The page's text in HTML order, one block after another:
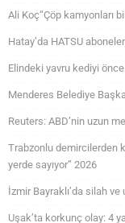
Ali Koç“Çöp kamyonları
Hatay’da HATSU
Elindeki yavru kediyi
Menderes Belediye
Reuters: ABD’nin uzun
Trabzonlu demircilerden
yerde sayıyor” 2026
İzmir Bayraklı’da silah
Uşak’ta korkunç olay: 4